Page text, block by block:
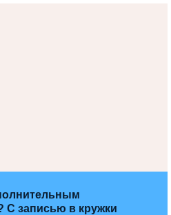
С записью в кружки